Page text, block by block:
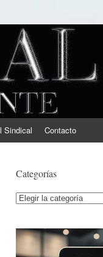
Sindical Contacto
Categorías
Categorías